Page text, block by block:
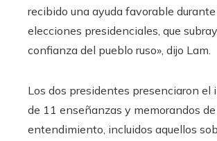
recibido una ayuda favorable
elecciones presidenciales, que
confianza del pueblo ruso», dijo Lam.
Los dos presidentes presenciaron el
de 11 enseñanzas y memorandos de
entendimiento, incluidos aquellos